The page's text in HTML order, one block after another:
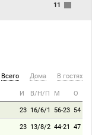
11
Всего Дома В гостях
И В/Н/П М О
23 16/6/1 56-23 54
23 13/8/2 44-21 47